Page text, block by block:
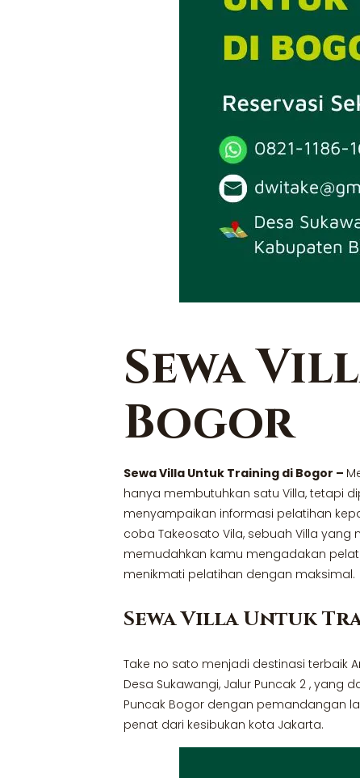
Sewa
Bogor
Sewa Villa Untuk Training di Bogor –
hanya membutuhkan satu Villa, tetapi
menyampaikan informasi pelatihan
coba Takeosato Vila, sebuah Villa
memudahkan kamu mengadakan
menikmati pelatihan dengan maksimal.
Sewa Villa Untuk
Take no sato menjadi destinasi terbaik
Desa Sukawangi, Jalur Puncak 2 ,
Puncak Bogor dengan pemandangan
penat dari kesibukan kota Jakarta.